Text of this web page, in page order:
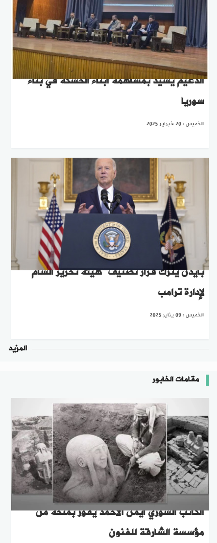
الدغيم يشيد بمساهمة أبناء الحسكة في بناء
سوريا
الخميس : 20 فبراير 2025
بايدن يترك قرار تصنيف "هيئة تحرير الشام"
لإدارة ترامب
الخميس : 09 يناير 2025
المزيد
مقامات الخابور
الكاتب السوري أيمن الأحمد يفوز بمنحة من
مؤسسة الشارقة للفنون